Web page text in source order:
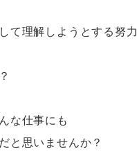
て理解しようとする努力
な仕事にも
と思いませんか？